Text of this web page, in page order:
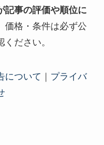
記事の評価や順位に
価格・条件は必ず公
ださい。
について
プライバ